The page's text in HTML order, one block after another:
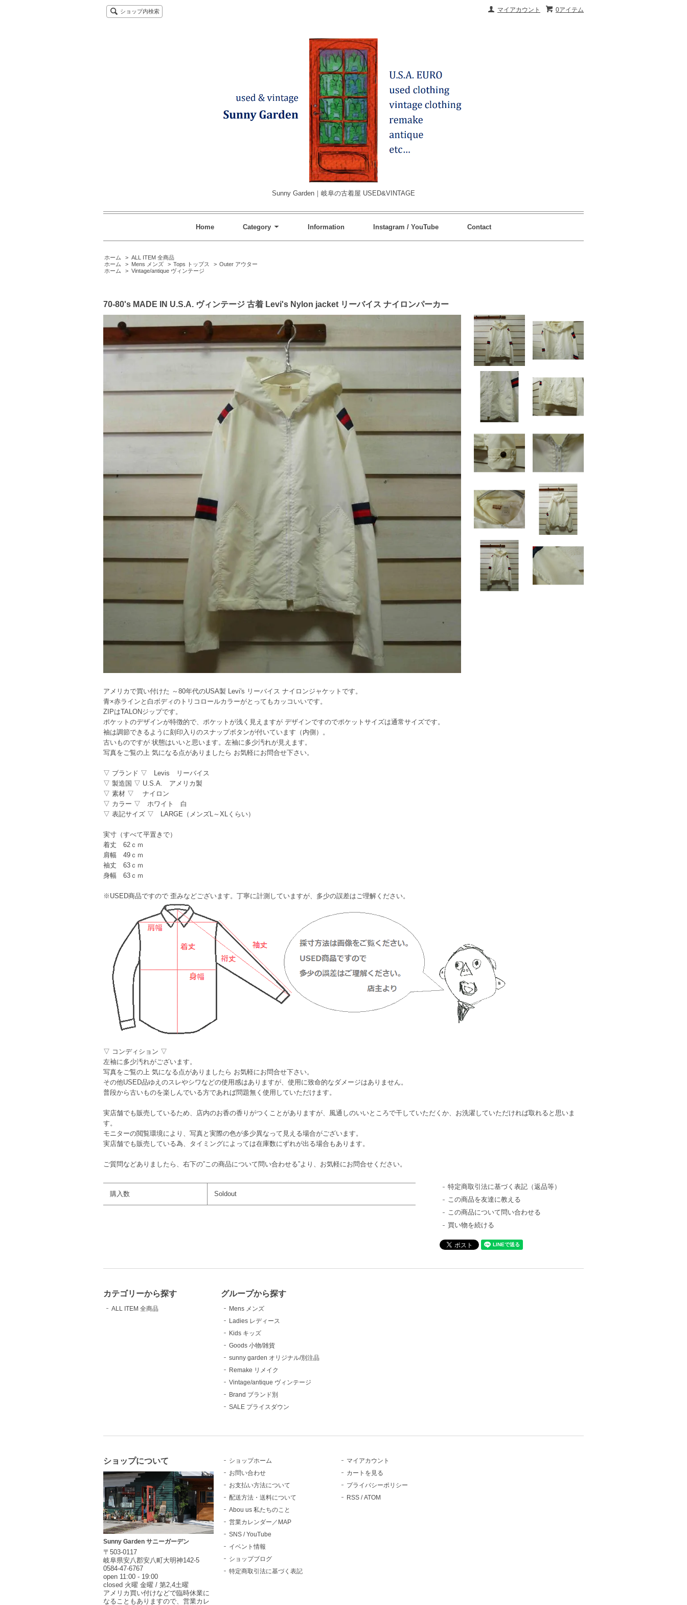
0アイテム
マイアカウント
ショップ内検索
Sunny Garden｜岐阜の古着屋 USED&VINTAGE
Home Category Information Instagram / YouTube Contact
ホーム > ALL ITEM 全商品
ホーム
> Mens メンズ > Tops トップス > Outer アウター
ホーム
> Vintage/antique ヴィンテージ
70-80's MADE IN U.S.A. ヴィンテージ 古着 Levi's Nylon jacket リーバイス ナイロンパーカー
アメリカで買い付けた ～80年代のUSA製 Levi's リーバイス ナイロンジャケットです。
青×赤ラインと白ボディのトリコロールカラーがとってもカッコいいです。
ZIPはTALONジップです。
ポケットのデザインが特徴的で、ポケットが浅く見えますが デザインですのでポケットサイズは通常サイズです。
袖は調節できるように刻印入りのスナップボタンが付いています（内側）。
古いものですが 状態はいいと思います。左袖に多少汚れが見えます。
写真をご覧の上 気になる点がありましたら お気軽にお問合せ下さい。
▽ ブランド ▽ Levis リーバイス
▽ 製造国 ▽ U.S.A. アメリカ製
▽ 素材 ▽ ナイロン
▽ カラー ▽ ホワイト 白
▽ 表記サイズ ▽ LARGE（メンズL～XLくらい）
実寸（すべて平置きで）
着丈 62ｃｍ
肩幅 49ｃｍ
袖丈 63ｃｍ
身幅 63ｃｍ
※USED商品ですので 歪みなどございます。丁寧に計測していますが、多少の誤差はご理解ください。
▽ コンディション ▽
左袖に多少汚れがございます。
写真をご覧の上 気になる点がありましたら お気軽にお問合せ下さい。
その他USED品ゆえのスレやシワなどの使用感はありますが、使用に致命的なダメージはありません。
普段から古いものを楽しんでいる方であれば問題無く使用していただけます。
実店舗でも販売しているため、店内のお香の香りがつくことがありますが、風通しのいいところで干していただくか、お洗濯していただければ取れると思いま
す。
モニターの閲覧環境により、写真と実際の色が多少異なって見える場合がございます。
実店舗でも販売している為、タイミングによっては在庫数にずれが出る場合もあります。
ご質問などありましたら、右下の”この商品について問い合わせる”より、お気軽にお問合せください。
購入数 Soldout
特定商取引法に基づく表記（返品等）
この商品を友達に教える
この商品について問い合わせる
買い物を続ける
カテゴリーから探す
ALL ITEM 全商品
グループから探す
Mens メンズ
Ladies レディース
Kids キッズ
Goods 小物/雑貨
sunny garden オリジナル/別注品
Remake リメイク
Vintage/antique ヴィンテージ
Brand ブランド別
SALE プライスダウン
ショップについて
Sunny Garden サニーガーデン
〒503-0117
岐阜県安八郡安八町大明神142-5
0584-47-6767
open 11:00 - 19:00
closed 火曜 金曜 / 第2,4土曜
アメリカ買い付けなどで臨時休業に
なることもありますので、営業カレ
ショップホーム
お問い合わせ
お支払い方法について
配送方法・送料について
Abou us 私たちのこと
営業カレンダー／MAP
SNS / YouTube
イベント情報
ショップブログ
特定商取引法に基づく表記
マイアカウント
カートを見る
プライバシーポリシー
RSS /ATOM